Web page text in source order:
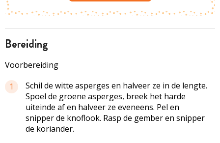
bereiding
Voorbereiding
1
Schil de witte asperges en halveer ze in de lengte.
Spoel de groene asperges, breek het harde
uiteinde af en halveer ze eveneens. Pel en
snipper de knoflook. Rasp de gember en snipper
de koriander.